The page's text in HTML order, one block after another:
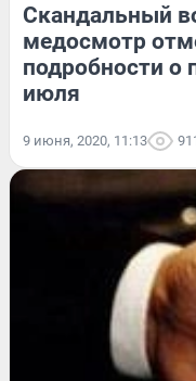
Скандальный
медосмотр
подробности о
июля
9 июня, 2020, 11:13